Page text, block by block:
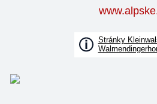
Stránky